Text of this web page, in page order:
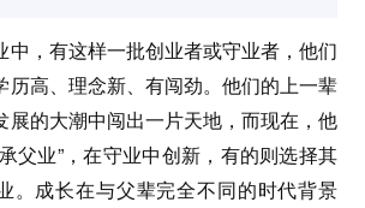
中，有这样一批创业者或守业者，他们
历高、理念新、有闯劲。他们的上一辈
展的大潮中闯出一片天地，而现在，他
父业”，在守业中创新，有的则选择其
。成长在与父辈完全不同的时代背景